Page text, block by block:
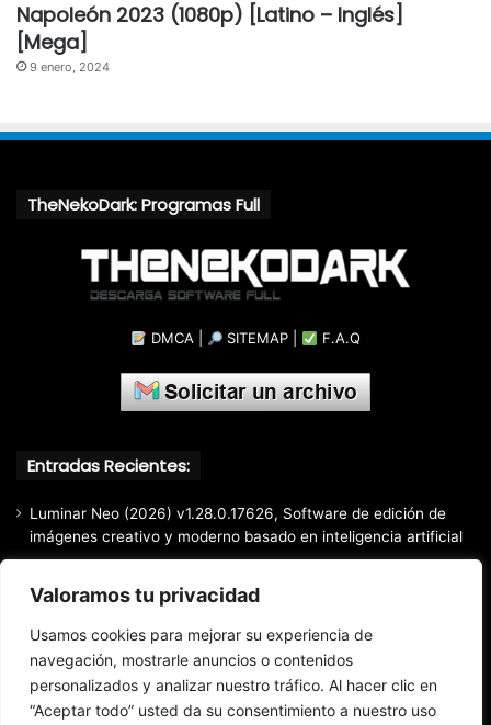
Valoramos tu privacidad
Usamos cookies para mejorar su experiencia de
navegación, mostrarle anuncios o contenidos
personalizados y analizar nuestro tráfico. Al hacer clic en
“Aceptar todo” usted da su consentimiento a nuestro uso
Napoleón 2023 (1080p) [Latino – Inglés]
[Mega]
9 enero, 2024
TheNekoDark: Programas Full
DMCA| SITEMAP F.A.Q
Entradas Recientes:
Luminar Neo (2026) v1.28.0.17626, Software de edición de
imágenes creativo y moderno basado en inteligencia artificial
cambiar el tamaño de imágenes muy fácil y rápidamente
Google Chrome (2026) v151.0.7922.109 Estable [Instalador
EdrawMax (2026) v15.2.9.1577, Herramienta profesional de
diagramación todo en uno